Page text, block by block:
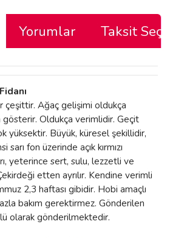
Yorumlar Taksit
çeşittir. Ağaç gelişimi oldukça
Oldukça verimlidir. Geçit
yüksektir. Büyük, küresel şekillidir,
fon üzerinde açık kırmızı
yeterince sert, sulu, lezzetli ve
etten ayrılır. Kendine verimli
2,3 haftası gibidir. Hobi amaçlı
bakım gerektirmez. Gönderilen
olarak gönderilmektedir.